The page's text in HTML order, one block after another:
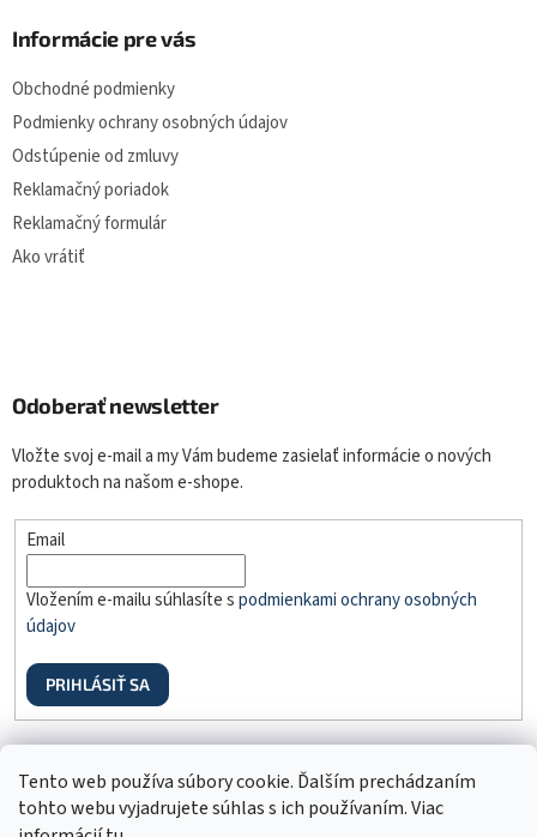
Tento web používa súbory cookie. Ďalším prechádzaním
tohto webu vyjadrujete súhlas s ich používaním. Viac
Informácie pre vás
Obchodné podmienky
Podmienky ochrany osobných údajov
Odstúpenie od zmluvy
Reklamačný poriadok
Reklamačný formulár
Ako vrátiť
Odoberať newsletter
Vložte svoj e-mail a my Vám budeme zasielať informácie o nových
produktoch na našom e-shope.
Email
Vložením e-mailu súhlasíte spodmienkami ochrany osobných
údajov
PRIHLÁSIŤ SA
Odstúpenie od zmluvy